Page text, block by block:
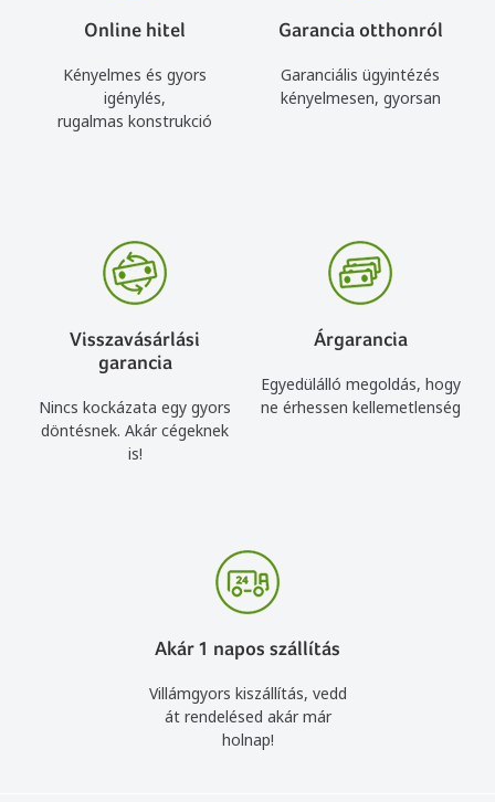
Online hitel
Kényelmes és gyors
igénylés,
rugalmas konstrukció
Garancia otthonról
Garanciális ügyintézés
kényelmesen, gyorsan
Visszavásárlási
garancia
Nincs kockázata egy gyors
döntésnek. Akár cégeknek
is!
Árgarancia
Egyedülálló megoldás, hogy
ne érhessen kellemetlenség
Akár 1 napos szállítás
Villámgyors kiszállítás, vedd
át rendelésed akár már
holnap!